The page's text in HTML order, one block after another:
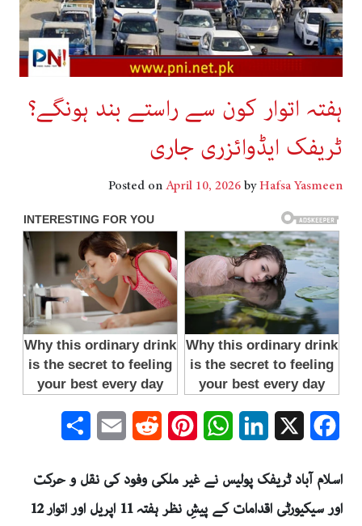
ہفتہ اتوار کون سے راستے بند ہونگے؟
ٹریفک ایڈوائزری جاری
Posted onApril 10, 2026byHafsa Yasmeen
Facebook
LinkedIn
WhatsApp
Pinterest
Reddit
Email
اسلام آباد ٹریفک پولیس نے غیر ملکی وفود کی نقل و حرکت
اورسیکیورٹی اقدامات
کے پیشِ نظر ہفتہ 11 اپریل اور اتوار 12